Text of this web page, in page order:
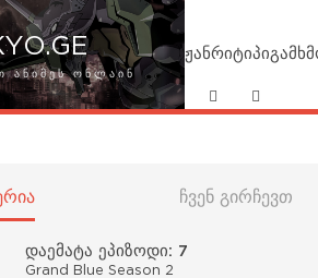
ᲐᲜᲘᲛᲔᲡ ᲝᲜᲚᲐᲘᲜ
ჟანრიტიპი
ᲩᲕᲔᲜ ᲒᲘᲠᲩᲔᲕᲗ
დაემატა ეპიზოდი: 7
Grand Blue Season 2